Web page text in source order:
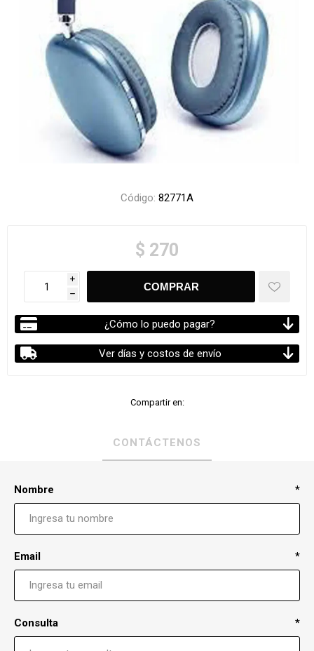
Código: 82771A
$ 270
i
h
¿Cómo lo puedo pagar?
Ver días y costos de envío
Compartir en:
CONTÁCTENOS
Nombre *
Email *
Consulta *